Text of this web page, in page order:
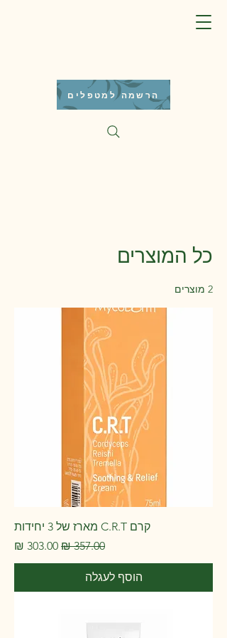
הרשמה למטפלים
כל המוצרים
2 מוצרים
קרם C.R.T מארז של 3 יחידות
מחיר רגיל מחיר מבצע
הוסף לעגלה